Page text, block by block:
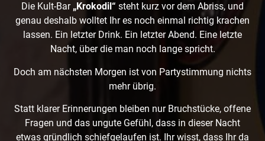
Die Kult-Bar „Krokodil“ steht kurz vor dem Abriss, und
genau deshalb wolltet Ihr es noch einmal richtig krachen
lassen. Ein letzter Drink. Ein letzter Abend. Eine letzte
Nacht, über die man noch lange spricht.
Doch am nächsten Morgen ist von Partystimmung nichts
mehr übrig.
Statt klarer Erinnerungen bleiben nur Bruchstücke, offene
Fragen und das ungute Gefühl, dass in dieser Nacht
etwas gründlich schiefgelaufen ist. Ihr wisst, dass Ihr da